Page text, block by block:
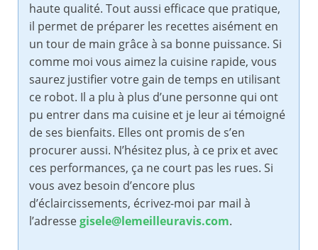
haute qualité. Tout aussi efficace que pratique,
il permet de préparer les recettes aisément en
un tour de main grâce à sa bonne puissance. Si
comme moi vous aimez la cuisine rapide, vous
saurez justifier votre gain de temps en utilisant
ce robot. Il a plu à plus d’une personne qui ont
pu entrer dans ma cuisine et je leur ai témoigné
de ses bienfaits. Elles ont promis de s’en
procurer aussi. N’hésitez plus, à ce prix et avec
ces performances, ça ne court pas les rues. Si
vous avez besoin d’encore plus
d’éclaircissements, écrivez-moi par mail à
l’adressegisele@lemeilleuravis.com.